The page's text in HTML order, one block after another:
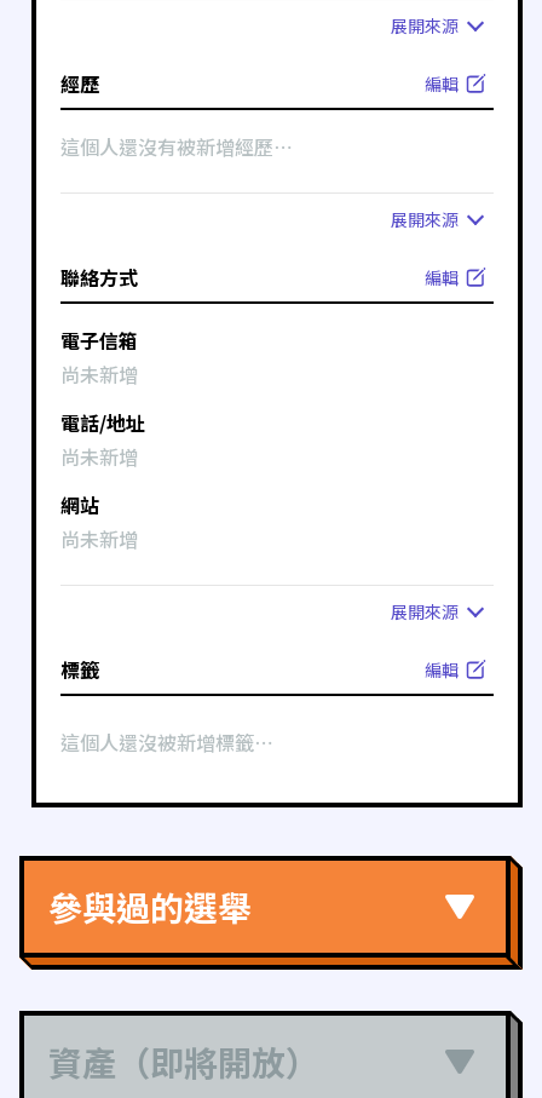
展開來源
經歷 編輯
這個人還沒有被新增經歷⋯
展開來源
聯絡方式 編輯
電子信箱
尚未新增
電話/地址
尚未新增
網站
尚未新增
展開來源
標籤 編輯
這個人還沒被新增標籤⋯
參與過的選舉
資產（即將開放）